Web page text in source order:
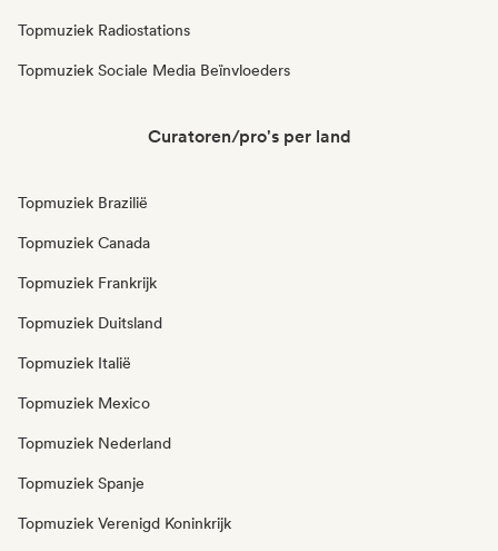
Topmuziek Radiostations
Topmuziek Sociale Media Beïnvloeders
Curatoren/pro's per land
Topmuziek Brazilië
Topmuziek Canada
Topmuziek Frankrijk
Topmuziek Duitsland
Topmuziek Italië
Topmuziek Mexico
Topmuziek Nederland
Topmuziek Spanje
Topmuziek Verenigd Koninkrijk